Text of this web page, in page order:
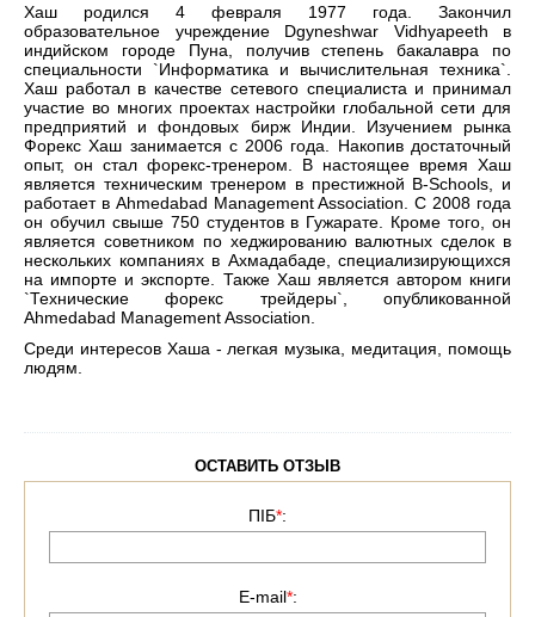
Хаш родился 4 февраля 1977 года. Закончил
образовательное учреждение Dgyneshwar Vidhyapeeth в
индийском городе Пуна, получив степень бакалавра по
специальности `Информатика и вычислительная техника`.
Хаш работал в качестве сетевого специалиста и принимал
участие во многих проектах настройки глобальной сети для
предприятий и фондовых бирж Индии. Изучением рынка
Форекс Хаш занимается с 2006 года. Накопив достаточный
опыт, он стал форекс-тренером. В настоящее время Хаш
является техническим тренером в престижной B-Schools, и
работает в Ahmedabad Management Association. С 2008 года
он обучил свыше 750 студентов в Гужарате. Кроме того, он
является советником по хеджированию валютных сделок в
нескольких компаниях в Ахмадабаде, специализирующихся
на импорте и экспорте. Также Хаш является автором книги
`Технические форекс трейдеры`, опубликованной
Ahmedabad Management Association.
Среди интересов Хаша - легкая музыка, медитация, помощь
людям.
ОСТАВИТЬ ОТЗЫВ
ПІБ*:
E-mail*: